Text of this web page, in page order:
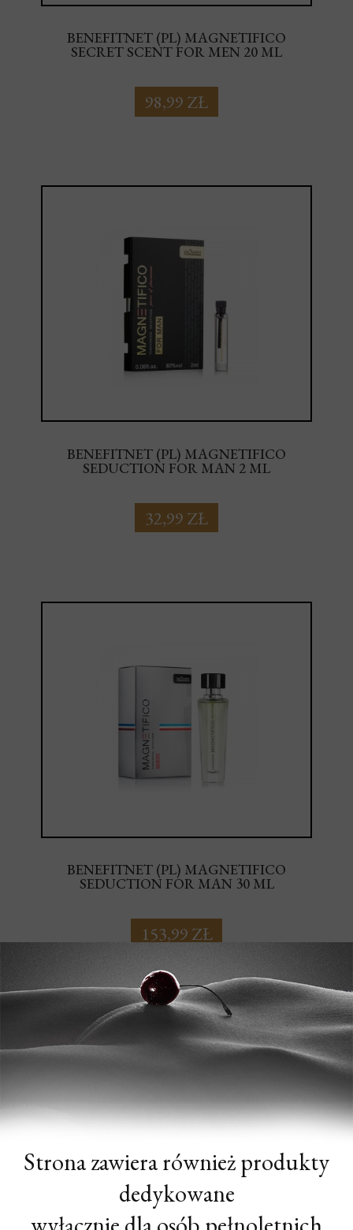
Strona zawiera również produkty
dedykowane
BENEFITNET (PL) MAGNETIFICO
SECRET SCENT FOR MEN 20 ML
98,99 ZŁ
BENEFITNET (PL) MAGNETIFICO
SEDUCTION FOR MAN 2 ML
32,99 ZŁ
BENEFITNET (PL) MAGNETIFICO
SEDUCTION FOR MAN 30 ML
153,99 ZŁ